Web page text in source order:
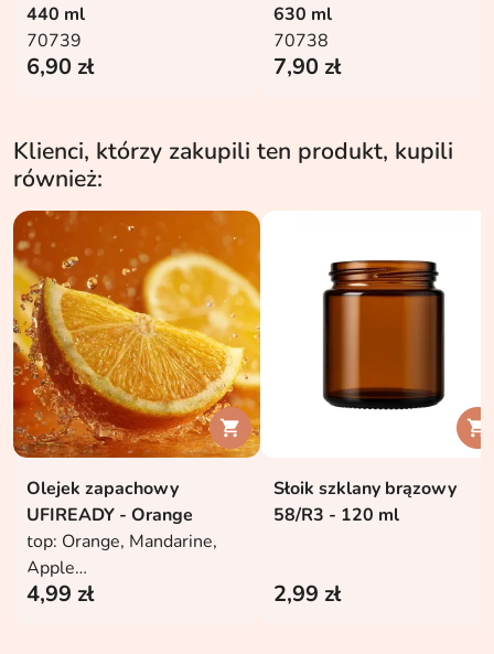
440 ml
70739
6,90 zł
630 ml
70738
7,90 zł
Klienci, którzy zakupili ten produkt, kupili
również:

Olejek zapachowy
UFIREADY - Orange
top: Orange, Mandarine,
Apple
middle: Peach, Jasmine
4,99 zł

Słoik szklany brązowy
58/R3 - 120 ml
2,99 zł